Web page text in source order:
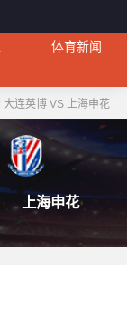
体育新闻
大连英博 VS 上海申花
19:00
上海